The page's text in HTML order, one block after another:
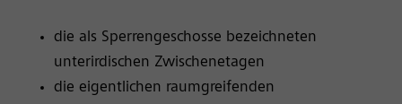
die als Sperrengeschosse bezeichneten
unterirdischen Zwischenetagen
die eigentlichen raumgreifenden